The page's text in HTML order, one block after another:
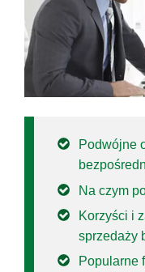
Podwójne
Na czym
Korzyści i
sprzedaży
Popularne